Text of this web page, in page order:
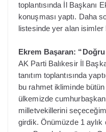
toplantısında İl Başkanı
konuşması yaptı. Daha
listesinde yer alan isimler
Ekrem Başaran:
AK Parti Balıkesir İl
tanıtım toplantısında
bu rahmet ikliminde
ülkemizde
milletvekillerini
girdik. Önümüzde 1 aylık